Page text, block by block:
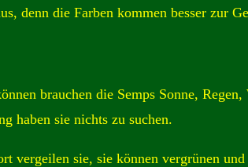
denn die Farben kommen besser zur
brauchen die Semps Sonne,
haben sie nichts zu suchen.
vergeilen sie, sie können vergrünen